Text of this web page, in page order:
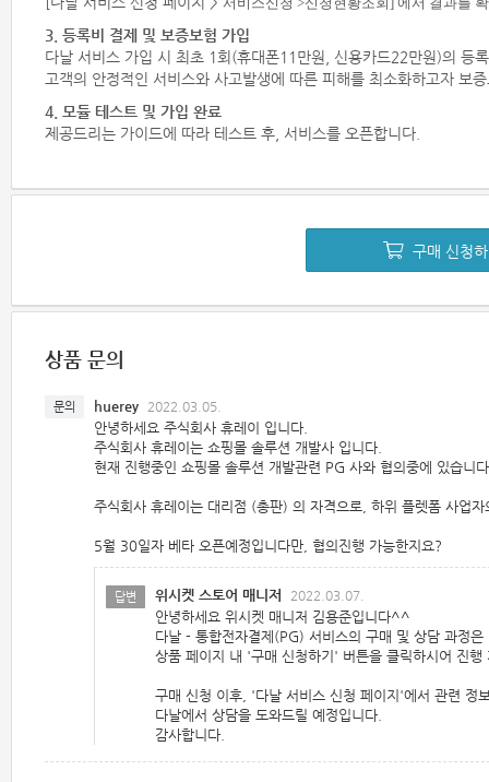
3. 등록비 결제 및 보증보험 가입
다날 서비스 가입 시 최초 1회(휴대폰11만원, 신용카드22만원)의 등
고객의 안정적인 서비스와 사고발생에 따른 피해를 최소화하고자 보
4. 모듈 테스트 및 가입 완료
제공드리는 가이드에 따라 테스트 후, 서비스를 오픈합니다.
구매 신청
상품 문의
문의 huerey 2022.03.05.
안녕하세요 주식회사 휴레이 입니다.
주식회사 휴레이는 쇼핑몰 솔루션 개발사 입니다.
현재 진행중인 쇼핑몰 솔루션 개발관련 PG 사와 협의중에 있습니
주식회사 휴레이는 대리점 (총판) 의 자격으로, 하위 플렛폼 사업
5월 30일자 베타 오픈예정입니다만, 협의진행 가능한지요?
답변 위시켓 스토어 매니저 2022.03.07.
안녕하세요 위시켓 매니저 김용준입니다^^
다날 - 통합전자결제(PG) 서비스의 구매 및 상담 과정은
상품 페이지 내 '구매 신청하기' 버튼을 클릭하시어 진행
구매 신청 이후, '다날 서비스 신청 페이지'에서 관련 정
다날에서 상담을 도와드릴 예정입니다.
감사합니다.